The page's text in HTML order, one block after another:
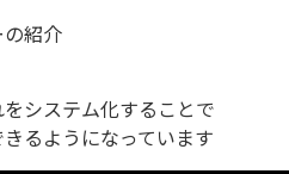
紹介
システム化することで
るようになっています